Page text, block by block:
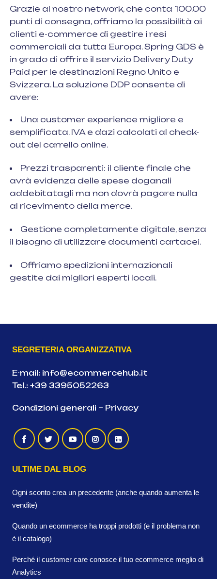
Grazie al nostro network, che conta 100.00
punti di consegna, offriamo la possibilità ai
clienti e-commerce di gestire i resi
commerciali da tutta Europa. Spring GDS è
in grado di offrire il servizio Delivery Duty
Paid per le destinazioni Regno Unito e
Svizzera. La soluzione DDP consente di
avere:
Una customer experience migliore e
semplificata. IVA e dazi calcolati al check-
out del carrello online.
Prezzi trasparenti: il cliente finale che
avrà evidenza delle spese doganali
addebitatagli ma non dovrà pagare nulla
al ricevimento della merce.
Gestione completamente digitale, senza
il bisogno di utilizzare documenti cartacei.
Offriamo spedizioni internazionali
gestite dai migliori esperti locali.
SEGRETERIA ORGANIZZATIVA
E-mail: info@ecommercehub.it
Tel.: +39 3395052263
Condizioni generali – Privacy
ULTIME DAL BLOG
Ogni sconto crea un precedente (anche quando aumenta le
vendite)
Quando un ecommerce ha troppi prodotti (e il problema non
è il catalogo)
Perché il customer care conosce il tuo ecommerce meglio di
Analytics